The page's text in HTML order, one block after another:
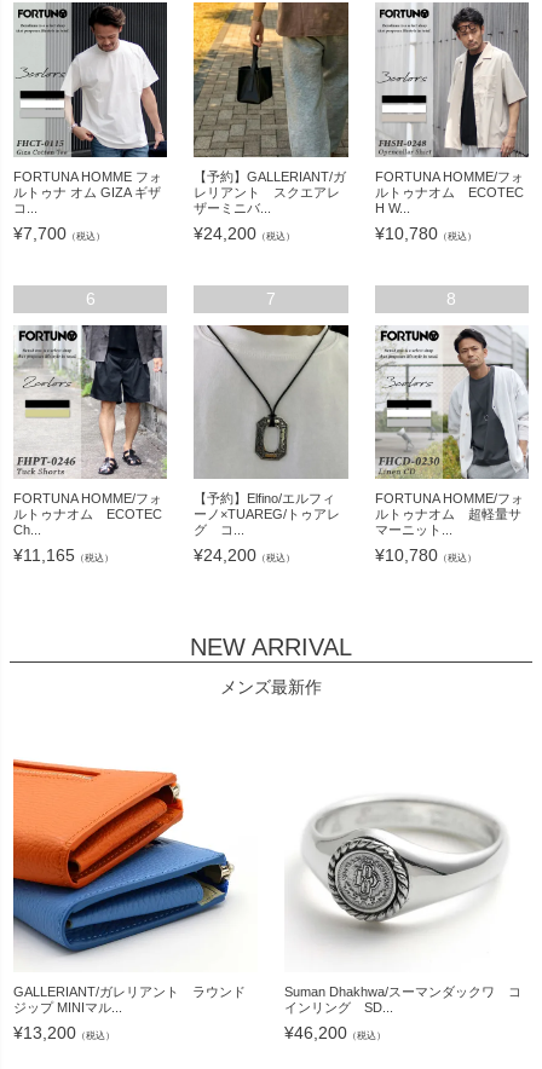
FORTUNA HOMME フォ
ルトゥナ オム GIZA ギザ
コ...
¥7,700 （税込）
【予約】GALLERIANT/ガ
レリアント スクエアレ
ザーミニバ...
¥24,200 （税込）
FORTUNA HOMME/フォ
ルトゥナオム ECOTEC
H W...
¥10,780（税込）
6
FORTUNA HOMME/フォ
ルトゥナオム ECOTEC
Ch...
¥11,165 （税込）
7
【予約】Elfino/エルフィ
ーノ×TUAREG/トゥアレ
グ コ...
¥24,200 （税込）
8
FORTUNA HOMME/フォ
ルトゥナオム 超軽量サ
マーニット...
¥10,780（税込）
NEW ARRIVAL
メンズ最新作
GALLERIANT/ガレリアント ラウンド
ジップ MINIマル...
¥13,200 （税込）
Suman Dhakhwa/スーマンダックワ コ
インリング SD...
¥46,200 （税込）